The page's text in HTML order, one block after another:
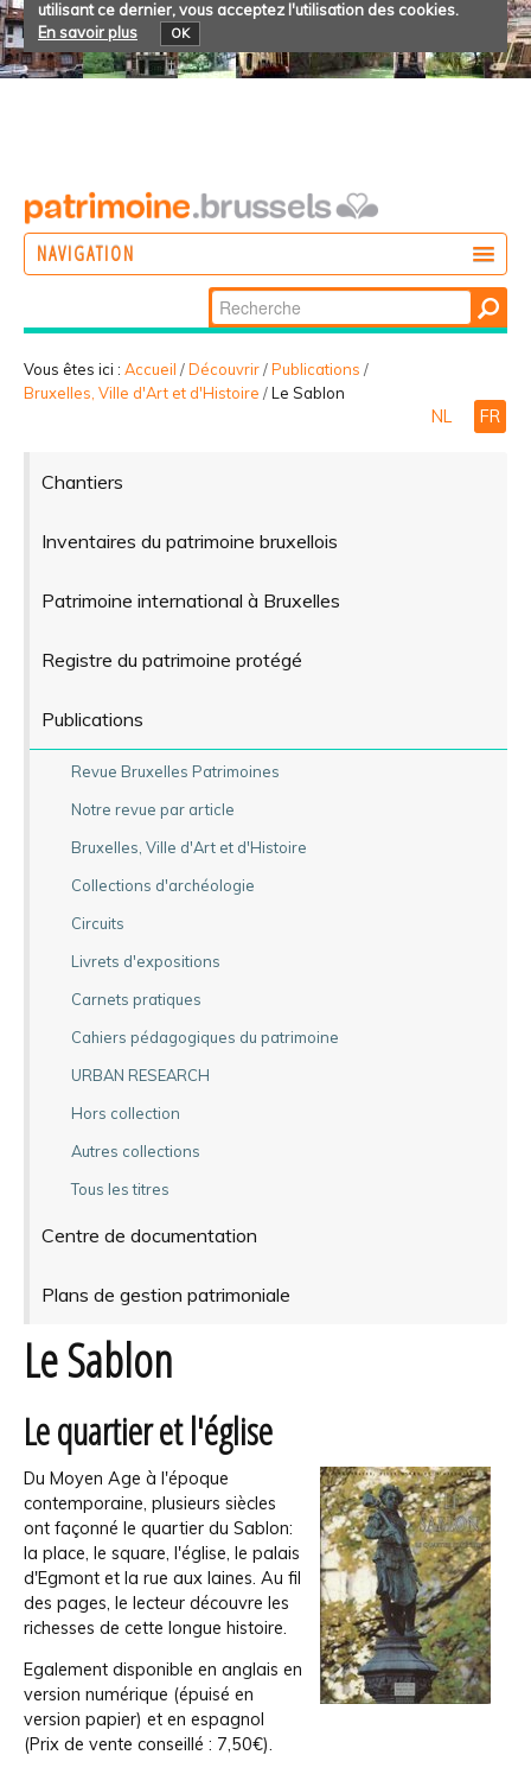
utilisant ce dernier, vous acceptez l'utilisation des cookies.
En savoir plus
OK
NAVIGATION
PARTICIPER
Chercher par
Recherche
avancée…
Vous êtes ici : Accueil /Découvrir/Publications /
Bruxelles, Ville d'Art et d'Histoire /Le Sablon
NL FR
Chantiers
Inventaires du patrimoine bruxellois
Patrimoine international à Bruxelles
Registre du patrimoine protégé
Publications
Revue Bruxelles Patrimoines
Notre revue par article
Bruxelles, Ville d'Art et d'Histoire
Collections d'archéologie
Circuits
Livrets d'expositions
Carnets pratiques
Cahiers pédagogiques du patrimoine
URBAN RESEARCH
Hors collection
Autres collections
Tous les titres
Centre de documentation
Plans de gestion patrimoniale
Le Sablon
Le quartier et l'église
Du Moyen Age à l'époque
contemporaine, plusieurs siècles
ont façonné le quartier du Sablon:
la place, le square, l'église, le palais
d'Egmont et la rue aux laines. Au fil
des pages, le lecteur découvre les
richesses de cette longue histoire.
Egalement disponible en anglais en
version numérique (épuisé en
version papier) et en espagnol
(Prix de vente conseillé : 7,50€).